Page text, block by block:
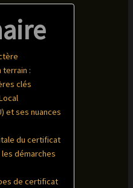
terrain :
clés
et ses nuances
du certificat
les démarches
de certificat